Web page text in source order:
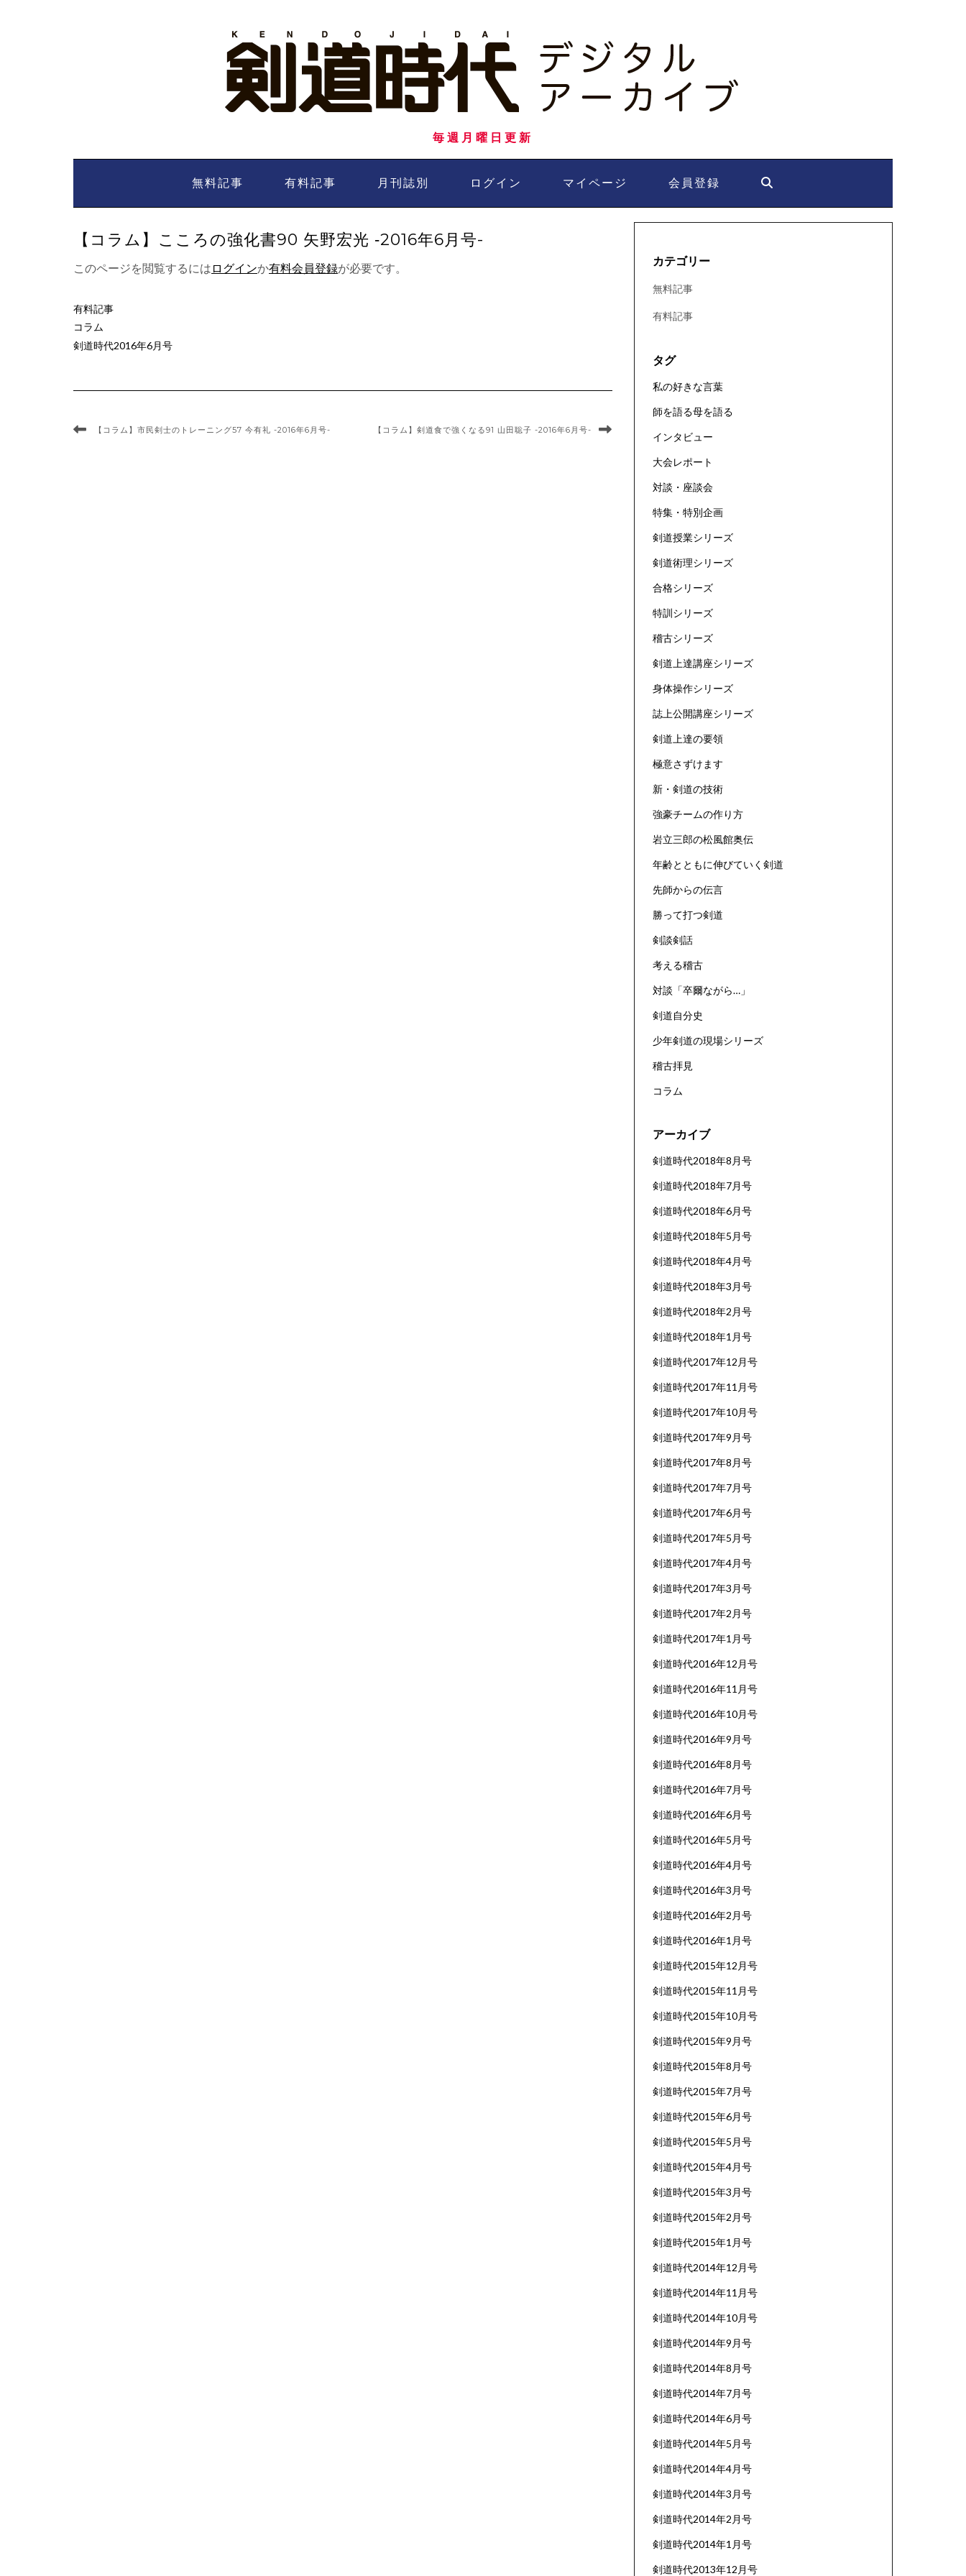
毎週月曜日更新
無料記事 有料記事 月刊誌別 ログイン マイページ 会員登録
【コラム】こころの強化書90 矢野宏光 ‐2016年6月号-
このページを閲覧するには ログインか有料会員登録が必要です。
有料記事
コラム
剣道時代2016年6月号
【コラム】市民剣士のトレーニング57 今有礼 -2016年6月号- 【コラム】剣道食で強くなる91 山田聡子 -2016年6月号-
カテゴリー
無料記事
有料記事
タグ
私の好きな言葉
師を語る母を語る
インタビュー
大会レポート
対談・座談会
特集・特別企画
剣道授業シリーズ
剣道術理シリーズ
合格シリーズ
特訓シリーズ
稽古シリーズ
剣道上達講座シリーズ
身体操作シリーズ
誌上公開講座シリーズ
剣道上達の要領
極意さずけます
新・剣道の技術
強豪チームの作り方
岩立三郎の松風館奥伝
年齢とともに伸びていく剣道
先師からの伝言
勝って打つ剣道
剣談剣話
考える稽古
対談「卒爾ながら…」
剣道自分史
少年剣道の現場シリーズ
稽古拝見
コラム
アーカイブ
剣道時代2018年8月号
剣道時代2018年7月号
剣道時代2018年6月号
剣道時代2018年5月号
剣道時代2018年4月号
剣道時代2018年3月号
剣道時代2018年2月号
剣道時代2018年1月号
剣道時代2017年12月号
剣道時代2017年11月号
剣道時代2017年10月号
剣道時代2017年9月号
剣道時代2017年8月号
剣道時代2017年7月号
剣道時代2017年6月号
剣道時代2017年5月号
剣道時代2017年4月号
剣道時代2017年3月号
剣道時代2017年2月号
剣道時代2017年1月号
剣道時代2016年12月号
剣道時代2016年11月号
剣道時代2016年10月号
剣道時代2016年9月号
剣道時代2016年8月号
剣道時代2016年7月号
剣道時代2016年6月号
剣道時代2016年5月号
剣道時代2016年4月号
剣道時代2016年3月号
剣道時代2016年2月号
剣道時代2016年1月号
剣道時代2015年12月号
剣道時代2015年11月号
剣道時代2015年10月号
剣道時代2015年9月号
剣道時代2015年8月号
剣道時代2015年7月号
剣道時代2015年6月号
剣道時代2015年5月号
剣道時代2015年4月号
剣道時代2015年3月号
剣道時代2015年2月号
剣道時代2015年1月号
剣道時代2014年12月号
剣道時代2014年11月号
剣道時代2014年10月号
剣道時代2014年9月号
剣道時代2014年8月号
剣道時代2014年7月号
剣道時代2014年6月号
剣道時代2014年5月号
剣道時代2014年4月号
剣道時代2014年3月号
剣道時代2014年2月号
剣道時代2014年1月号
剣道時代2013年12月号